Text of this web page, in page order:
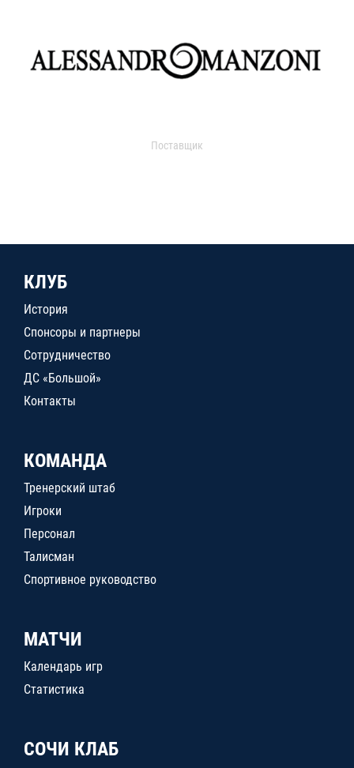
Поставщик
КЛУБ
История
Спонсоры и партнеры
Сотрудничество
ДС «Большой»
Контакты
КОМАНДА
Тренерский штаб
Игроки
Персонал
Талисман
Спортивное руководство
МАТЧИ
Календарь игр
Статистика
СОЧИ КЛАБ